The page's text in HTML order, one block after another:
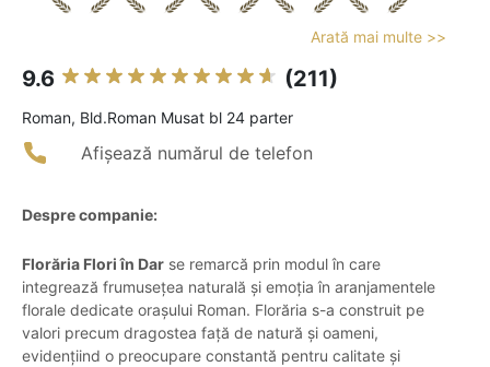
Arată mai multe >>
9.6 (211)
Roman, Bld.Roman Musat bl 24 parter
Afișează numărul de telefon
Despre companie:
Florăria Flori în Dar se remarcă prin modul în care
integrează frumusețea naturală și emoția în aranjamentele
florale dedicate orașului Roman. Florăria s-a construit pe
valori precum dragostea față de natură și oameni,
evidențiind o preocupare constantă pentru calitate și